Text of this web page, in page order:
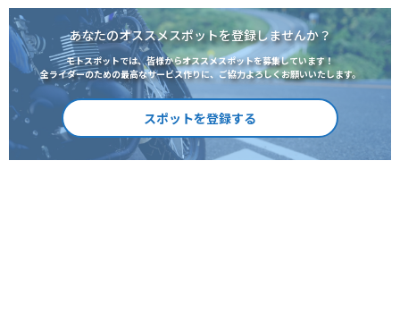
あなたのオススメスポットを登録しませんか？
モトスポットでは、皆様からオススメスポットを募集しています！
全ライダーのための最高なサービス作りに、ご協力よろしくお願いいたします。
スポットを登録する